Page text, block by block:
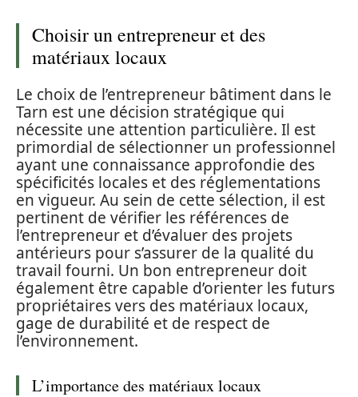
Choisir un entrepreneur et des
matériaux locaux
Le choix de l’entrepreneur bâtiment dans le
Tarn est une décision stratégique qui
nécessite une attention particulière. Il est
primordial de sélectionner un professionnel
ayant une connaissance approfondie des
spécificités locales et des réglementations
en vigueur. Au sein de cette sélection, il est
pertinent de vérifier les références de
l’entrepreneur et d’évaluer des projets
antérieurs pour s’assurer de la qualité du
travail fourni. Un bon entrepreneur doit
également être capable d’orienter les futurs
propriétaires vers des matériaux locaux,
gage de durabilité et de respect de
l’environnement.
L’importance des matériaux locaux